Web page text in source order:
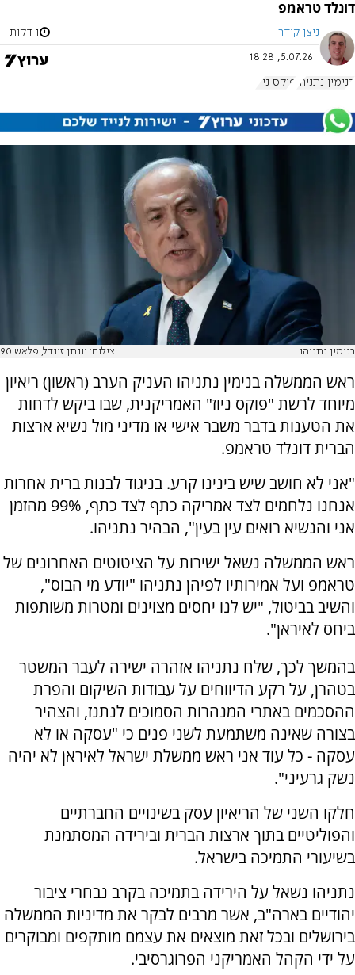
דונלד טראמפ
ניצן קידר 1 דקות
5.07.26, 18:28
בנימין נתניהו פוקס ניוז
בנימין נתניהו צילום: יונתן זינדל, פלאש 90
ראש הממשלה בנימין נתניהו העניק הערב (ראשון) ריאיון
מיוחד לרשת "פוקס ניוז" האמריקנית, שבו ביקש לדחות
את הטענות בדבר משבר אישי או מדיני מול נשיא ארצות
הברית דונלד טראמפ.
"אני לא חושב שיש בינינו קרע. בניגוד לבנות ברית אחרות
אנחנו נלחמים לצד אמריקה כתף לצד כתף, 99% מהזמן
אני והנשיא רואים עין בעין", הבהיר נתניהו.
ראש הממשלה נשאל ישירות על הציטוטים האחרונים של
טראמפ ועל אמירותיו לפיהן נתניהו "יודע מי הבוס",
והשיב בביטול, "יש לנו יחסים מצוינים ומטרות משותפות
ביחס לאיראן".
בהמשך לכך, שלח נתניהו אזהרה ישירה לעבר המשטר
בטהרן, על רקע הדיווחים על עבודות השיקום והפרת
ההסכמים באתרי המנהרות הסמוכים לנתנז, והצהיר
בצורה שאינה משתמעת לשני פנים כי "עסקה או לא
עסקה - כל עוד אני ראש ממשלת ישראל לאיראן לא יהיה
נשק גרעיני".
חלקו השני של הריאיון עסק בשינויים החברתיים
והפוליטיים בתוך ארצות הברית ובירידה המסתמנת
בשיעורי התמיכה בישראל.
נתניהו נשאל על הירידה בתמיכה בקרב נבחרי ציבור
יהודיים בארה"ב, אשר מרבים לבקר את מדיניות הממשלה
בירושלים ובכל זאת מוצאים את עצמם מותקפים ומבוקרים
על ידי הקהל האמריקני הפרוגרסיבי.